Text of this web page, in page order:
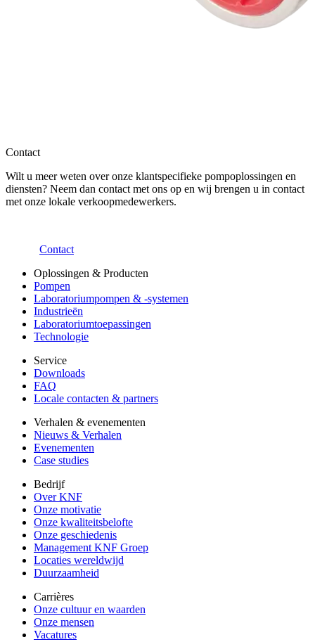
Contact
Wilt u meer weten over onze klantspecifieke pompoplossingen en
diensten? Neem dan contact met ons op en wij brengen u in contact
met onze lokale verkoopmedewerkers.
Contact
Oplossingen & Producten
Pompen
Laboratoriumpompen & -systemen
Industrieën
Laboratoriumtoepassingen
Technologie
Service
Downloads
FAQ
Locale contacten & partners
Verhalen & evenementen
Nieuws & Verhalen
Evenementen
Case studies
Bedrijf
Over KNF
Onze motivatie
Onze kwaliteitsbelofte
Onze geschiedenis
Management KNF Groep
Locaties wereldwijd
Duurzaamheid
Carrières
Onze cultuur en waarden
Onze mensen
Vacatures